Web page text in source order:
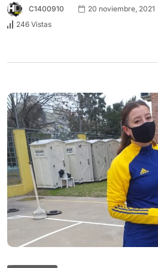
C1400910 20 noviembre, 2021
246 Vistas